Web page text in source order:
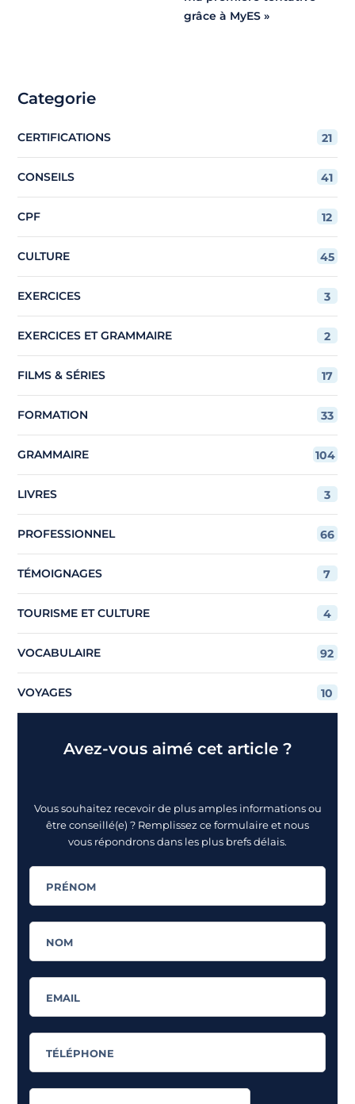
grâce à MyES »
Categorie
CERTIFICATIONS 21
CONSEILS 41
CPF 12
CULTURE 45
EXERCICES 3
EXERCICES ET GRAMMAIRE 2
FILMS & SÉRIES 17
FORMATION 33
GRAMMAIRE 104
LIVRES 3
PROFESSIONNEL 66
TÉMOIGNAGES 7
TOURISME ET CULTURE 4
VOCABULAIRE 92
VOYAGES 10
Avez-vous aimé cet article ?
Vous souhaitez recevoir de plus amples informations ou
être conseillé(e) ? Remplissez ce formulaire et nous
vous répondrons dans les plus brefs délais.